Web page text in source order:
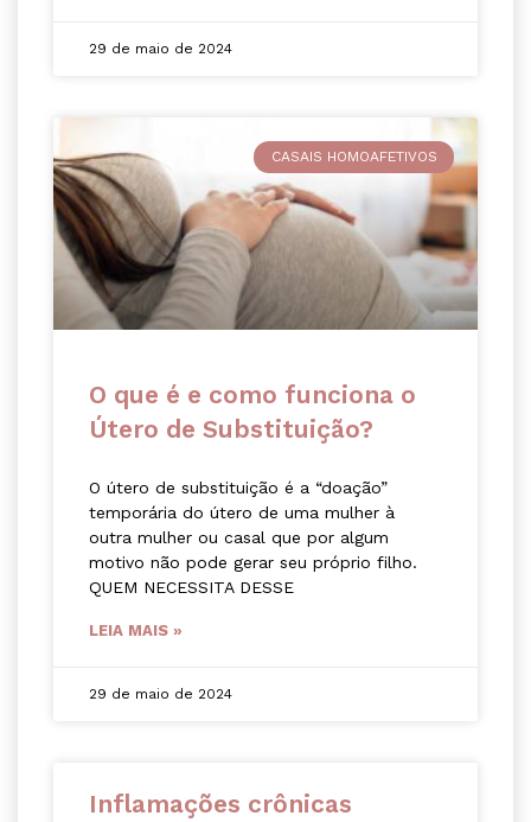
29 de maio de 2024
CASAIS HOMOAFETIVOS
O que é e como funciona o
Útero de Substituição?
O útero de substituição é a “doação”
temporária do útero de uma mulher à
outra mulher ou casal que por algum
motivo não pode gerar seu próprio filho.
QUEM NECESSITA DESSE
LEIA MAIS »
29 de maio de 2024
Inflamações crônicas